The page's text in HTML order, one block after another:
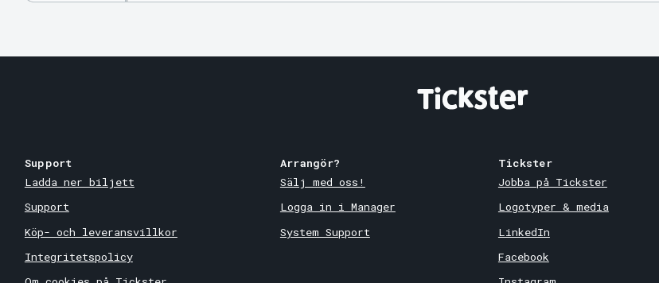
Support
Ladda ner biljett
Support
Köp- och leveransvillkor
Integritetspolicy
Arrangör?
Sälj med oss!
Logga in i Manager
System Support
Tickster
Jobba på Tickster
Logotyper & media
LinkedIn
Facebook